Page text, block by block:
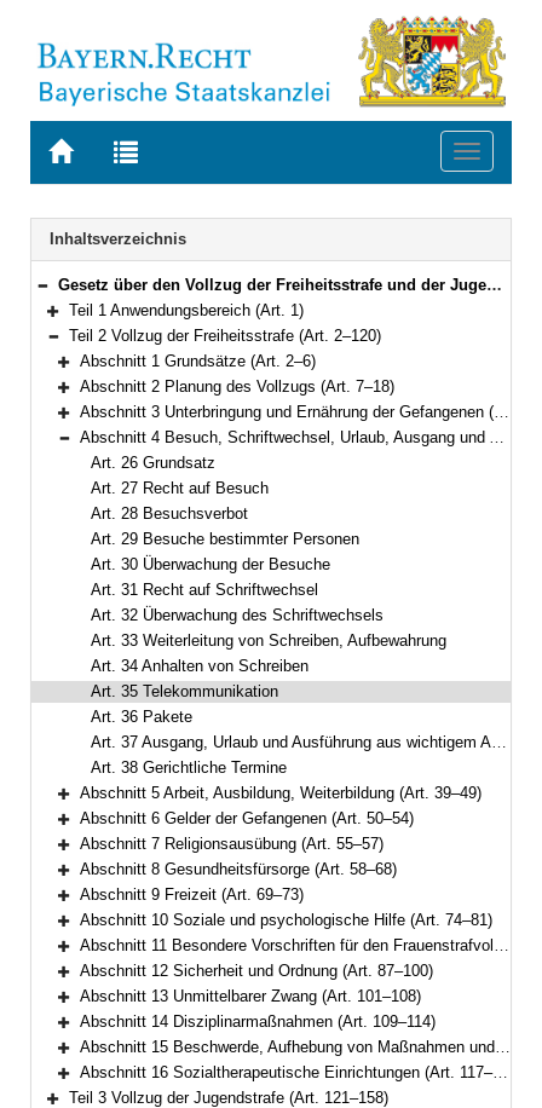
Zur
BAYERN.RECHT
Zur
letzten
Suche
Toggle
Navigation
Inhaltsverzeichnis
Bereich reduzieren
Gesetz über den Vollzug der Freiheitsstrafe und der Jugendstrafe (Bayerisches Strafvollzugsgesetz – BayStVollzG) Vom 10. Dezember 2007 (GVBl. S. 866) BayRS 312-2-1-J (Art. 1–209)
Bereich erweitern
Teil 1 Anwendungsbereich (Art. 1)
Bereich reduzieren
Teil 2 Vollzug der Freiheitsstrafe (Art. 2–120)
Bereich erweitern
Abschnitt 1 Grundsätze (Art. 2–6)
Bereich erweitern
Abschnitt 2 Planung des Vollzugs (Art. 7–18)
Bereich erweitern
Abschnitt 3 Unterbringung und Ernährung der Gefangenen (Art. 19–25)
Bereich reduzieren
Abschnitt 4 Besuch, Schriftwechsel, Urlaub, Ausgang und Ausführung aus wichtigem Anlass (Art. 26–38)
Art. 26 Grundsatz
Art. 27 Recht auf Besuch
Art. 28 Besuchsverbot
Art. 29 Besuche bestimmter Personen
Art. 30 Überwachung der Besuche
Art. 31 Recht auf Schriftwechsel
Art. 32 Überwachung des Schriftwechsels
Art. 33 Weiterleitung von Schreiben, Aufbewahrung
Art. 34 Anhalten von Schreiben
Art. 35 Telekommunikation
Art. 36 Pakete
Art. 37 Ausgang, Urlaub und Ausführung aus wichtigem Anlass
Art. 38 Gerichtliche Termine
Bereich erweitern
Abschnitt 5 Arbeit, Ausbildung, Weiterbildung (Art. 39–49)
Bereich erweitern
Abschnitt 6 Gelder der Gefangenen (Art. 50–54)
Bereich erweitern
Abschnitt 7 Religionsausübung (Art. 55–57)
Bereich erweitern
Abschnitt 8 Gesundheitsfürsorge (Art. 58–68)
Bereich erweitern
Abschnitt 9 Freizeit (Art. 69–73)
Bereich erweitern
Abschnitt 10 Soziale und psychologische Hilfe (Art. 74–81)
Bereich erweitern
Abschnitt 11 Besondere Vorschriften für den Frauenstrafvollzug (Art. 82–86)
Bereich erweitern
Abschnitt 12 Sicherheit und Ordnung (Art. 87–100)
Bereich erweitern
Abschnitt 13 Unmittelbarer Zwang (Art. 101–108)
Bereich erweitern
Abschnitt 14 Disziplinarmaßnahmen (Art. 109–114)
Bereich erweitern
Abschnitt 15 Beschwerde, Aufhebung von Maßnahmen und Gefangenenmitverantwortung (Art. 115–116)
Bereich erweitern
Abschnitt 16 Sozialtherapeutische Einrichtungen (Art. 117–120)
Teil 3 Vollzug der Jugendstrafe (Art. 121–158)